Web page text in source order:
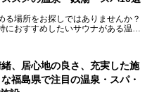
泉に行きたい、そんな方にお役立ち
して、ハワイアンズの「ひとりじめ
をご紹介します。
る場所をお探しではありませんか？
におすすめしたいサウナがある温泉
。リフレッシュできる場所ないか
足を運んでみてくださいね。
、居心地の良さ、充実した施
福島県で注目の温泉・スパ・